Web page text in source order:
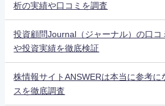
析の実績や口コミを調査
投資顧問Journal（ジャーナル）の口コ
や投資実績を徹底検証
株情報サイトANSWERは本当に参考
スを徹底調査